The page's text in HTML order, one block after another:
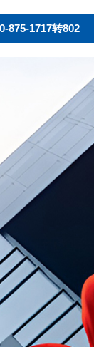
875-1717转802